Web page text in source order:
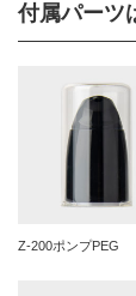
付属パーツ
Z-200ポンプPEG